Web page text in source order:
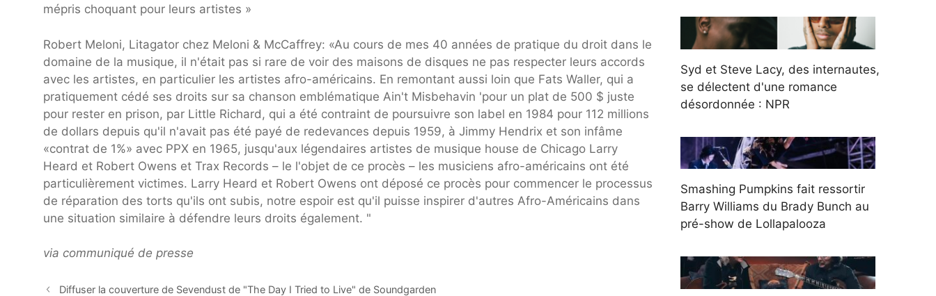
mépris choquant pour leurs artistes »
Robert Meloni, Litagator chez Meloni & McCaffrey: «Au cours de mes 40 années de pratique du droit dans le
domaine de la musique, il n'était pas si rare de voir des maisons de disques ne pas respecter leurs accords
avec les artistes, en particulier les artistes afro-américains. En remontant aussi loin que Fats Waller, qui a
pratiquement cédé ses droits sur sa chanson emblématique Ain't Misbehavin 'pour un plat de 500 $ juste
pour rester en prison, par Little Richard, qui a été contraint de poursuivre son label en 1984 pour 112 millions
de dollars depuis qu'il n'avait pas été payé de redevances depuis 1959, à Jimmy Hendrix et son infâme
«contrat de 1%» avec PPX en 1965, jusqu'aux légendaires artistes de musique house de Chicago Larry
Heard et Robert Owens et Trax Records – le l'objet de ce procès – les musiciens afro-américains ont été
particulièrement victimes. Larry Heard et Robert Owens ont déposé ce procès pour commencer le processus
de réparation des torts qu'ils ont subis, notre espoir est qu'il puisse inspirer d'autres Afro-Américains dans
une situation similaire à défendre leurs droits également. "
via communiqué de presse
Diffuser la couverture de Sevendust de "The Day I Tried to Live" de Soundgarden
Syd et Steve Lacy, des internautes,
se délectent d'une romance
désordonnée : NPR
Smashing Pumpkins fait ressortir
Barry Williams du Brady Bunch au
pré-show de Lollapalooza